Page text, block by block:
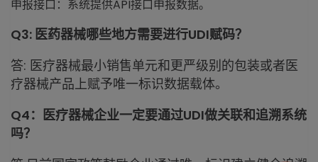
申报接口：系统提供API接口申报数据。
Q3: 医药器械哪些地方需要进行UDI赋码？
答: 医疗器械最小销售单元和更严级别的包装或者医
疗器械产品上赋予唯一标识数据载体。
Q4：医疗器械企业一定要通过UDI做关联和追溯系统
吗？